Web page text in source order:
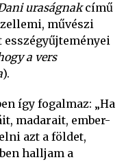
uraságnakcímű
művészi
a vers
).
így fogalmaz: „Ha
madarait, ember-
azt a földet,
halljam a